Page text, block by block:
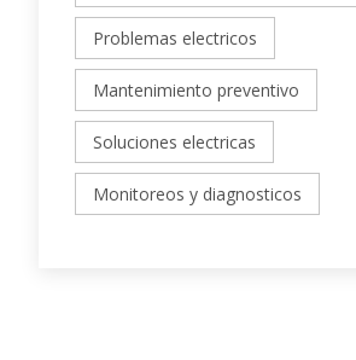
Problemas electricos
Mantenimiento preventivo
Soluciones electricas
Monitoreos y diagnosticos